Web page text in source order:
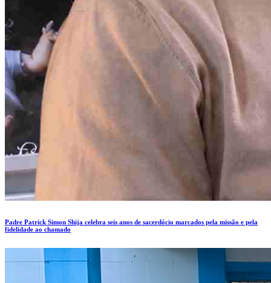
Padre Patrick Simon Shija celebra seis anos de sacerdócio marcados pela missão e pela
fidelidade ao chamado